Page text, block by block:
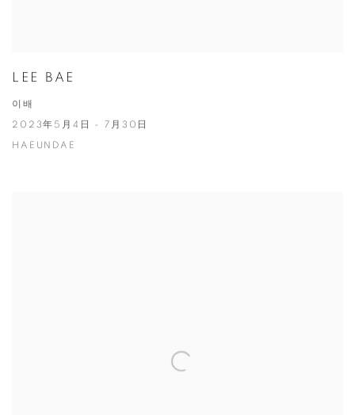
LEE BAE
이배
2023年5月4日 - 7月30日
HAEUNDAE